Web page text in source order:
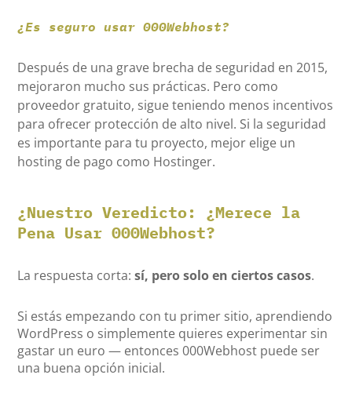
¿Es seguro usar 000Webhost?
Después de una grave brecha de seguridad en 2015,
mejoraron mucho sus prácticas. Pero como
proveedor gratuito, sigue teniendo menos incentivos
para ofrecer protección de alto nivel. Si la seguridad
es importante para tu proyecto, mejor elige un
hosting de pago como Hostinger.
¿Nuestro Veredicto: ¿Merece la
Pena Usar 000Webhost?
La respuesta corta:sí, pero solo en ciertos casos.
Si estás empezando con tu primer sitio, aprendiendo
WordPress o simplemente quieres experimentar sin
gastar un euro — entonces 000Webhost puede ser
una buena opción inicial.